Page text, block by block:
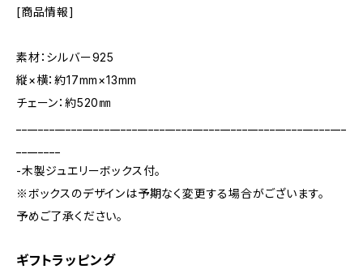
[商品情報]
素材：シルバー925
縦×横：約17mm×13mm
チェーン：約520㎜
-木製ジュエリーボックス付。
※ボックスのデザインは予期なく変更する場合がございます。
予めご了承ください。
ギフトラッピング